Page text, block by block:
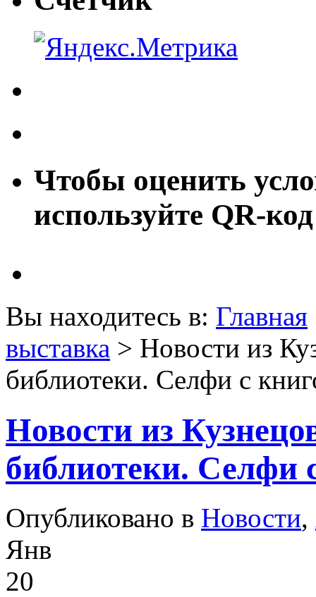
Чтобы оценить
используйте QR-код
Вы находитесь в: Главная
выставка > Новости из
библиотеки. Селфи с
Новости из
библиотеки. Селфи
Опубликовано в Новости,
Янв
20